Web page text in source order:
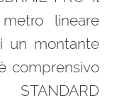
lineare
un montante
comprensivo